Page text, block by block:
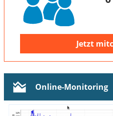
Jetzt
Online-Monitoring